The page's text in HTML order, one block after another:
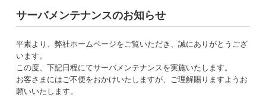
サーバメンテナンスのお知らせ
平素より、弊社ホームページをご覧いただき、誠にありがとうござ
います。
この度、下記日程にてサーバメンテナンスを実施いたします。
お客さまにはご不便をおかけいたしますが、ご理解賜りますようお
願いいたします。